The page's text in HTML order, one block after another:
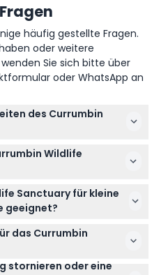
häufig gestellte Fragen.
oder weitere
Sie sich bitte über
oder WhatsApp an
des Currumbin
von 9:00 bis 16:00 Uhr
– bitte
bei der Buchung).
Wildlife
Regenbogenloris
um 8 Uhr und 16 Uhr
vorbehalten – bitte
bei der Buchung).
Sanctuary für kleine
geeignet?
im Alter von 3 bis 13
von 14 bis 99 Jahren
geeignet für sehr
oder Personen mit
das Currumbin
online hier auf
stornieren oder eine